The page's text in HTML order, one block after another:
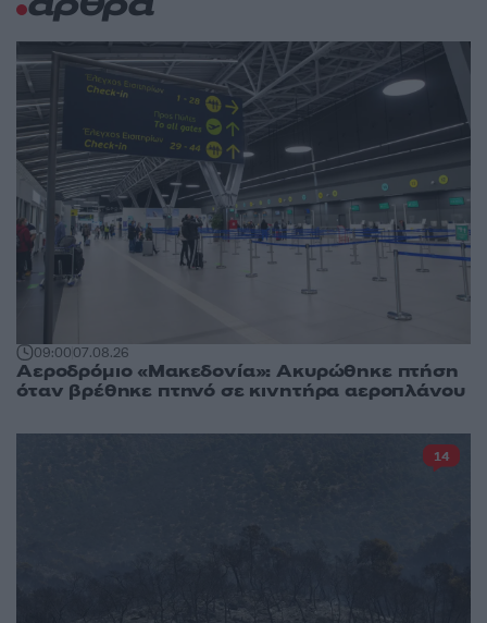
άρθρα
09:0007.08.26
Αεροδρόμιο «Μακεδονία»: Ακυρώθηκε πτήση
όταν βρέθηκε πτηνό σε κινητήρα αεροπλάνου
14